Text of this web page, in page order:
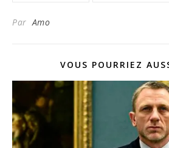
ParAmo
VOUS POURRIEZ